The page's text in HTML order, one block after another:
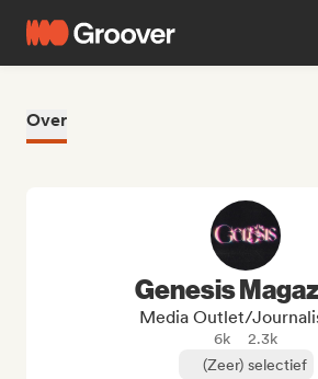
Over
Genesis
Media Outlet/
6k
2.3k
(Zeer) selectief